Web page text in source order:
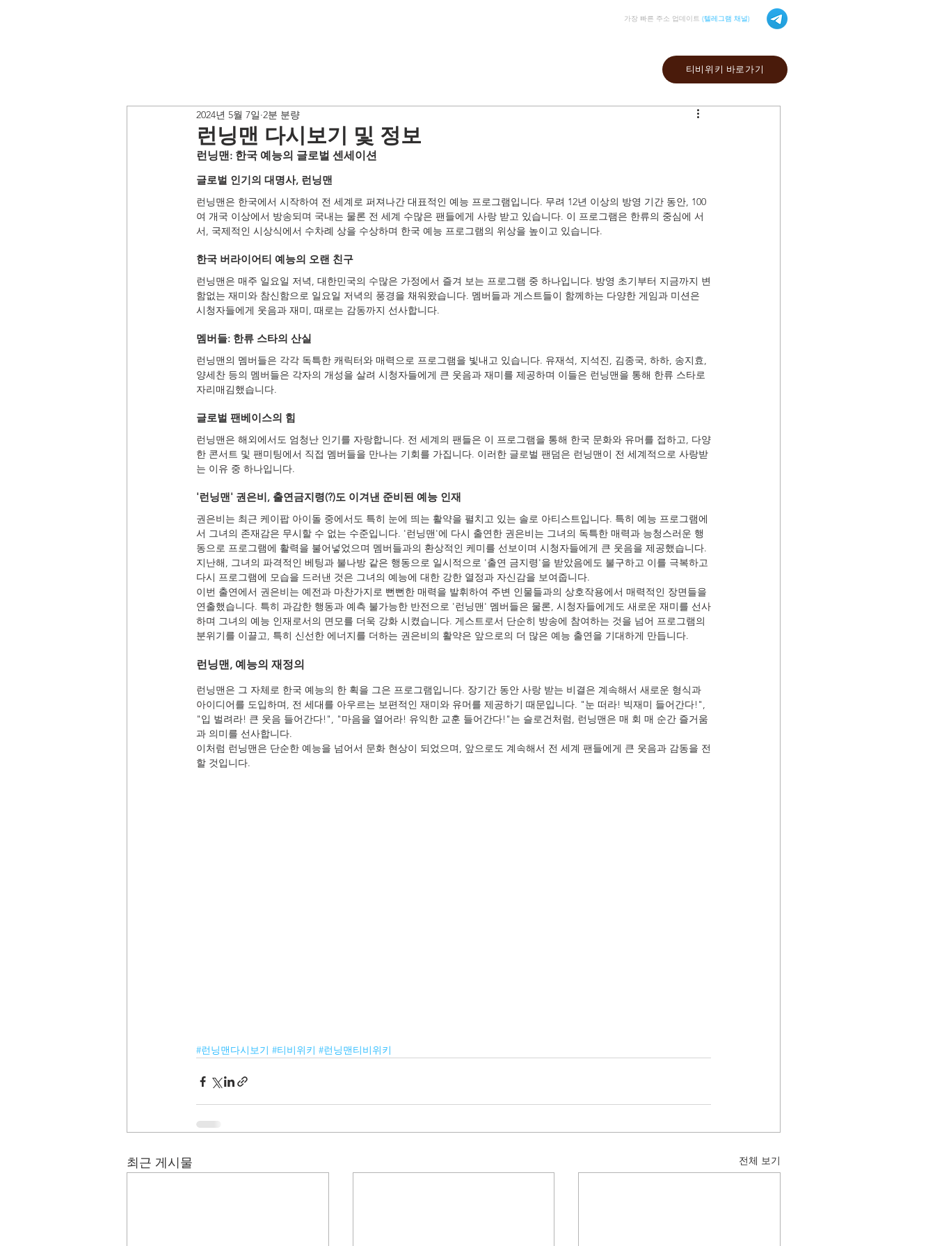
가장 빠른 주소 업데이트 (텔레그램 채널)
티비위키 바로가기
런닝맨 다시보기 및 정보
2024년 5월 7일 2분 분량
런닝맨: 한국 예능의 글로벌 센세이션
글로벌 인기의 대명사, 런닝맨
런닝맨은 한국에서 시작하여 전 세계로 퍼져나간 대표적인 예능 프로그램입니다. 무려 12년 이상의 방영 기간 동안, 100
여 개국 이상에서 방송되며 국내는 물론 전 세계 수많은 팬들에게 사랑 받고 있습니다. 이 프로그램은 한류의 중심에 서
서, 국제적인 시상식에서 수차례 상을 수상하며 한국 예능 프로그램의 위상을 높이고 있습니다.
한국 버라이어티 예능의 오랜 친구
런닝맨은 매주 일요일 저녁, 대한민국의 수많은 가정에서 즐겨 보는 프로그램 중 하나입니다. 방영 초기부터 지금까지 변
함없는 재미와 참신함으로 일요일 저녁의 풍경을 채워왔습니다. 멤버들과 게스트들이 함께하는 다양한 게임과 미션은
시청자들에게 웃음과 재미, 때로는 감동까지 선사합니다.
멤버들: 한류 스타의 산실
런닝맨의 멤버들은 각각 독특한 캐릭터와 매력으로 프로그램을 빛내고 있습니다. 유재석, 지석진, 김종국, 하하, 송지효,
양세찬 등의 멤버들은 각자의 개성을 살려 시청자들에게 큰 웃음과 재미를 제공하며 이들은 런닝맨을 통해 한류 스타로
자리매김했습니다.
글로벌 팬베이스의 힘
런닝맨은 해외에서도 엄청난 인기를 자랑합니다. 전 세계의 팬들은 이 프로그램을 통해 한국 문화와 유머를 접하고, 다양
한 콘서트 및 팬미팅에서 직접 멤버들을 만나는 기회를 가집니다. 이러한 글로벌 팬덤은 런닝맨이 전 세계적으로 사랑받
는 이유 중 하나입니다.
'런닝맨' 권은비, 출연금지령(?)도 이겨낸 준비된 예능 인재
권은비는 최근 케이팝 아이돌 중에서도 특히 눈에 띄는 활약을 펼치고 있는 솔로 아티스트입니다. 특히 예능 프로그램에
서 그녀의 존재감은 무시할 수 없는 수준입니다. '런닝맨'에 다시 출연한 권은비는 그녀의 독특한 매력과 능청스러운 행
동으로 프로그램에 활력을 불어넣었으며 멤버들과의 환상적인 케미를 선보이며 시청자들에게 큰 웃음을 제공했습니다.
지난해, 그녀의 파격적인 베팅과 불나방 같은 행동으로 일시적으로 '출연 금지령'을 받았음에도 불구하고 이를 극복하고
다시 프로그램에 모습을 드러낸 것은 그녀의 예능에 대한 강한 열정과 자신감을 보여줍니다.
이번 출연에서 권은비는 예전과 마찬가지로 뻔뻔한 매력을 발휘하여 주변 인물들과의 상호작용에서 매력적인 장면들을
연출했습니다. 특히 과감한 행동과 예측 불가능한 반전으로 '런닝맨' 멤버들은 물론, 시청자들에게도 새로운 재미를 선사
하며 그녀의 예능 인재로서의 면모를 더욱 강화 시켰습니다. 게스트로서 단순히 방송에 참여하는 것을 넘어 프로그램의
분위기를 이끌고, 특히 신선한 에너지를 더하는 권은비의 활약은 앞으로의 더 많은 예능 출연을 기대하게 만듭니다.
런닝맨, 예능의 재정의
런닝맨은 그 자체로 한국 예능의 한 획을 그은 프로그램입니다. 장기간 동안 사랑 받는 비결은 계속해서 새로운 형식과
아이디어를 도입하며, 전 세대를 아우르는 보편적인 재미와 유머를 제공하기 때문입니다. "눈 떠라! 빅재미 들어간다!",
"입 벌려라! 큰 웃음 들어간다!", "마음을 열어라! 유익한 교훈 들어간다!"는 슬로건처럼, 런닝맨은 매 회 매 순간 즐거움
과 의미를 선사합니다.
이처럼 런닝맨은 단순한 예능을 넘어서 문화 현상이 되었으며, 앞으로도 계속해서 전 세계 팬들에게 큰 웃음과 감동을 전
할 것입니다.
#런닝맨다시보기 #티비위키 #런닝맨티비위키
최근 게시물 전체 보기